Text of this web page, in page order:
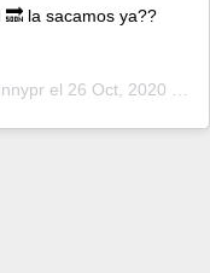
🔜 la sacamos ya??
el 26 Oct, 2020 a las 9:43 PDT